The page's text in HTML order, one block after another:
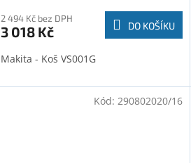
2 494 Kč bez DPH
3 018 Kč DO KOŠÍKU
Makita - Koš VS001G
Kód: 290802020/16